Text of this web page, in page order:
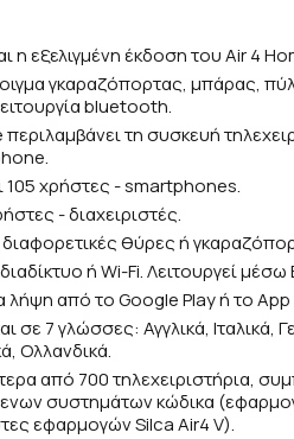
η εξελιγμένη έκδοση του Air 4
γκαραζόπορτας, μπάρας,
bluetooth.
τη συσκευή
105 χρήστες - smartphones.
- διαχειριστές.
διαφορετικές θύρες ή
ή Wi-Fi. Λειτουργεί
λήψη από το Google Play ή το
σε 7 γλώσσες: Αγγλικά, Ιταλικά,
Ολλανδικά.
από 700 τηλεχειριστήρια,
συστημάτων κώδικα
εφαρμογών Silca Air4 V).